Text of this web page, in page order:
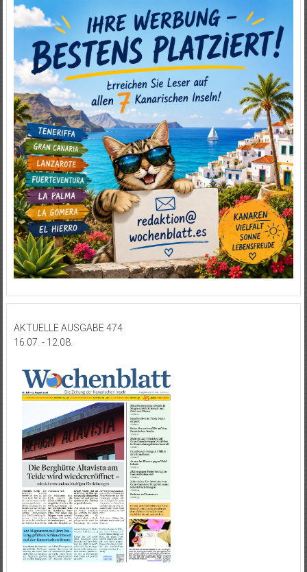
AKTUELLE AUSGABE 474
16.07. - 12.08.